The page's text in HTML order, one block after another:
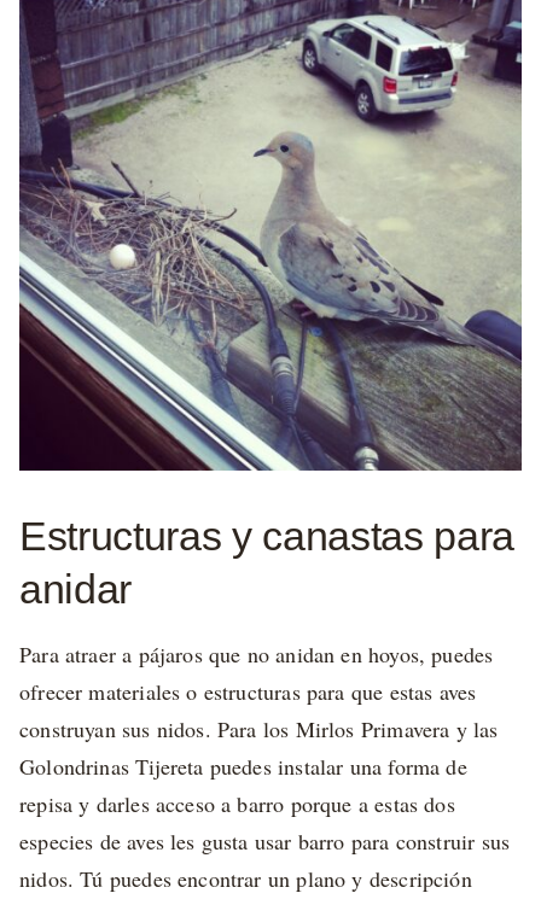
Estructuras y canastas para
anidar
Para atraer a pájaros que no anidan en hoyos, puedes
ofrecer materiales o estructuras para que estas aves
construyan sus nidos. Para los Mirlos Primavera y las
Golondrinas Tijereta puedes instalar una forma de
repisa y darles acceso a barro porque a estas dos
especies de aves les gusta usar barro para construir sus
nidos. Tú puedes encontrar un plano y descripción